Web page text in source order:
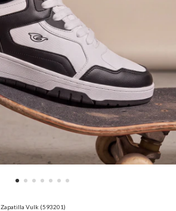
Zapatilla Vulk (593201)